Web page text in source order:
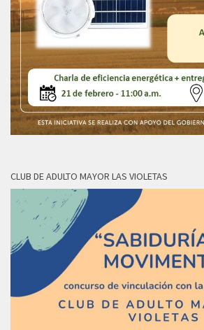
CLUB DE ADULTO MAYOR LAS VIOLETAS